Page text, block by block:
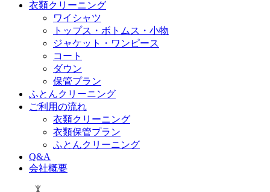
衣類クリーニング
ワイシャツ
トップス・ボトムス・小物
ジャケット・ワンピース
コート
ダウン
保管プラン
ふとんクリーニング
ご利用の流れ
衣類クリーニング
衣類保管プラン
ふとんクリーニング
Q&A
会社概要